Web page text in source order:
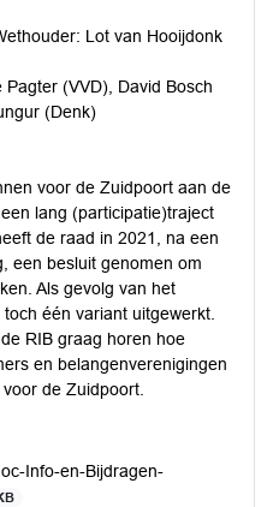
Lot van Hooijdonk
(VVD), David Bosch
(Denk)
voor de Zuidpoort aan de
lang (participatie)traject
de raad in 2021, na een
een besluit genomen om
Als gevolg van het
één variant uitgewerkt.
RIB graag horen hoe
en belangenverenigingen
de Zuidpoort.
Info-en-Bijdragen-